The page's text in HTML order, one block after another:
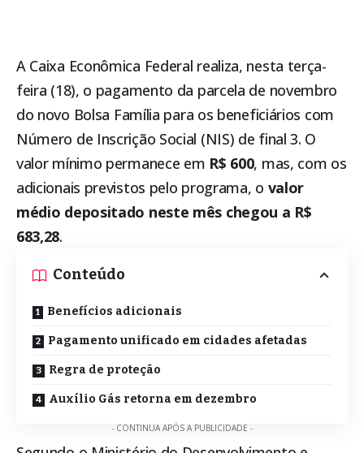
A Caixa Econômica Federal realiza, nesta terça-
feira (18), o pagamento da parcela de novembro
do novo Bolsa Família para os beneficiários com
Número de Inscrição Social (NIS) de final 3. O
valor mínimo permanece em R$ 600, mas, com os
adicionais previstos pelo programa, o valor
médio depositado neste mês chegou a R$
683,28.
Conteúdo
Benefícios adicionais
Pagamento unificado em cidades afetadas
Regra de proteção
Auxílio Gás retorna em dezembro
- CONTINUA APÓS A PUBLICIDADE -